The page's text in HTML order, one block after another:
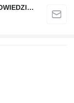
QINDITO SPÓŁKA Z OGRANICZONĄ ODPOWIEDZIALNOŚCIĄ